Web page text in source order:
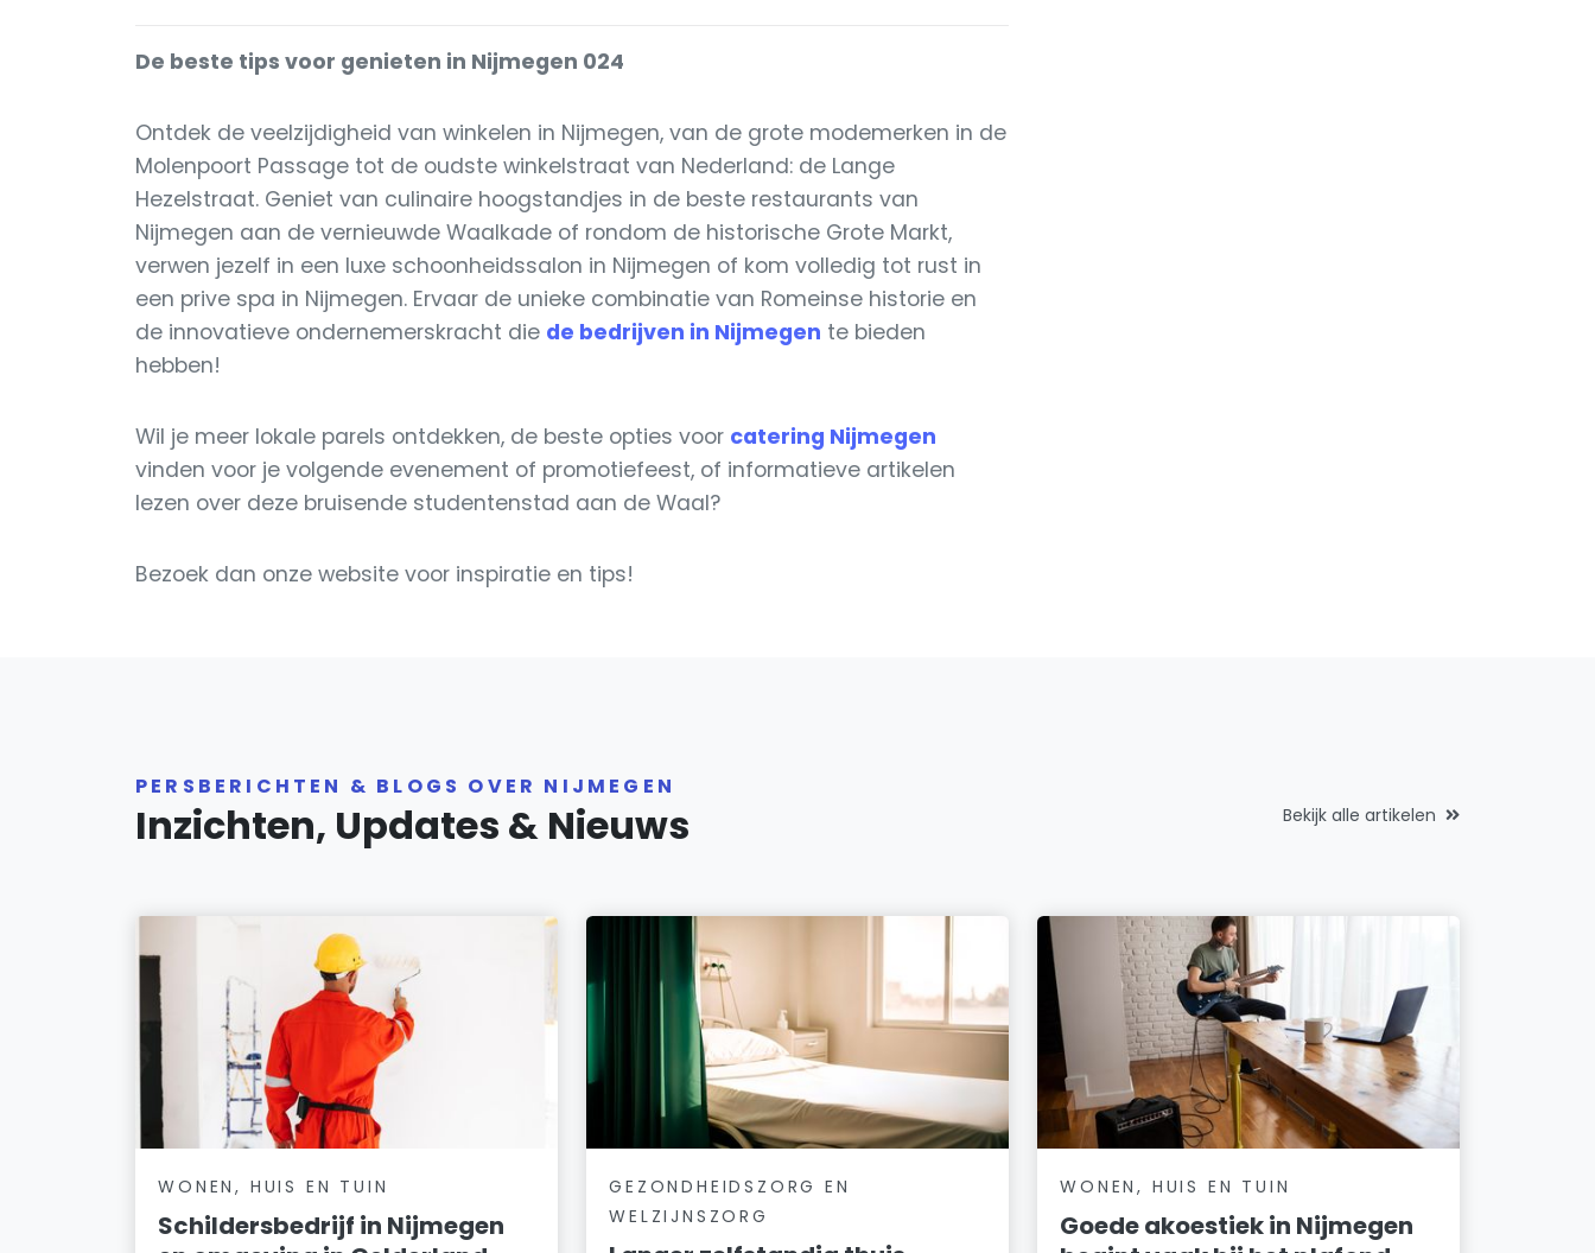
De beste tips voor genieten in Nijmegen 024
Ontdek de veelzijdigheid van winkelen in Nijmegen, van de grote modemerken in de
Molenpoort Passage tot de oudste winkelstraat van Nederland: de Lange
Hezelstraat. Geniet van culinaire hoogstandjes in de beste restaurants van
Nijmegen aan de vernieuwde Waalkade of rondom de historische Grote Markt,
verwen jezelf in een luxe schoonheidssalon in Nijmegen of kom volledig tot rust in
een prive spa in Nijmegen. Ervaar de unieke combinatie van Romeinse historie en
de innovatieve ondernemerskracht die de bedrijven in Nijmegen te bieden
hebben!
Wil je meer lokale parels ontdekken, de beste opties voor catering Nijmegen
vinden voor je volgende evenement of promotiefeest, of informatieve artikelen
lezen over deze bruisende studentenstad aan de Waal?
Bezoek dan onze website voor inspiratie en tips!
PERSBERICHTEN & BLOGS OVER NIJMEGEN
Inzichten, Updates & Nieuws Bekijk alle artikelen
WONEN, HUIS EN TUIN
Schildersbedrijf in Nijmegen
GEZONDHEIDSZORG EN
WELZIJNSZORG
WONEN, HUIS EN TUIN
Goede akoestiek in Nijmegen